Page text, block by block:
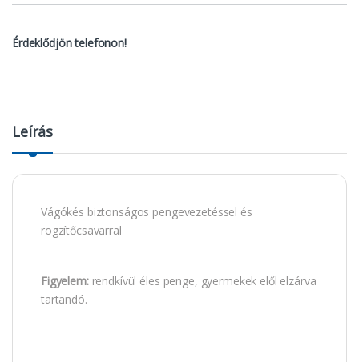
Érdeklődjön telefonon!
Leírás
Vágókés biztonságos pengevezetéssel és
rögzítőcsavarral
Figyelem: rendkívül éles penge, gyermekek elől elzárva
tartandó.